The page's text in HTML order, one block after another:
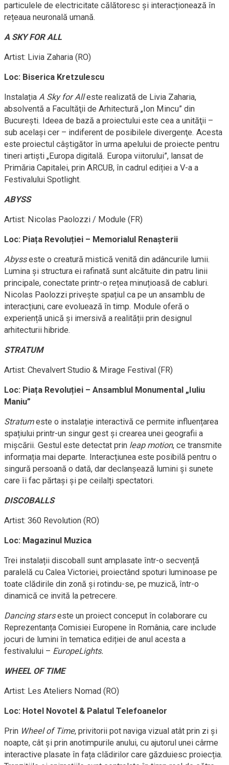
particulele de electricitate călătoresc și interacționează în
rețeaua neuronală umană.
A SKY FOR ALL
Artist: Livia Zaharia (RO)
Loc: Biserica Kretzulescu
Instalația A Sky for Alleste realizată de Livia Zaharia,
absolventă a Facultăţii de Arhitectură „Ion Mincu” din
Bucureşti. Ideea de bază a proiectului este cea a unităţii –
sub același cer – indiferent de posibilele divergenţe. Acesta
este proiectul câștigător în urma apelului de proiecte pentru
tineri artiști „Europa digitală. Europa viitorului”, lansat de
Primăria Capitalei, prin ARCUB, în cadrul ediției a V-a a
Festivalului Spotlight.
ABYSS
Artist: Nicolas Paolozzi / Module (FR)
Loc: Piața Revoluției – Memorialul Renașterii
Abysseste o creatură mistică venită din adâncurile lumii.
Lumina și structura ei rafinată sunt alcătuite din patru linii
principale, conectate printr-o rețea minuțioasă de cabluri.
Nicolas Paolozzi privește spațiul ca pe un ansamblu de
interacțiuni, care evoluează în timp. Module oferă o
experiență unică și imersivă a realității prin designul
arhitecturii hibride.
STRATUM
Artist: Chevalvert Studio & Mirage Festival (FR)
Loc: Piața Revoluției – Ansamblul Monumental „Iuliu
Maniu”
Stratumeste o instalație interactivă ce permite influențarea
spațiului printr-un singur gest și crearea unei geografii a
mișcării. Gestul este detectat prin leap motion, ce transmite
informația mai departe. Interacțiunea este posibilă pentru o
singură persoană o dată, dar declanșează lumini și sunete
care îi fac părtași și pe ceilalți spectatori.
DISCOBALLS
Artist: 360 Revolution (RO)
Loc: Magazinul Muzica
Trei instalații discoball sunt amplasate într-o secvență
paralelă cu Calea Victoriei, proiectând spoturi luminoase pe
toate clădirile din zonă și rotindu-se, pe muzică, într-o
dinamică ce invită la petrecere.
Dancing starseste un proiect conceput în colaborare cu
Reprezentanța Comisiei Europene în România, care include
jocuri de lumini în tematica ediției de anul acesta a
festivalului – EuropeLights.
WHEEL OF TIME
Artist: Les Ateliers Nomad (RO)
Loc: Hotel Novotel & Palatul Telefoanelor
Prin Wheel of Time, privitorii pot naviga vizual atât prin zi și
noapte, cât și prin anotimpurile anului, cu ajutorul unei cârme
interactive plasate în fața clădirilor care găzduiesc proiecția.